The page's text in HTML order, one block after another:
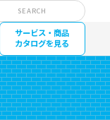
サービス・商品
カタログを見る